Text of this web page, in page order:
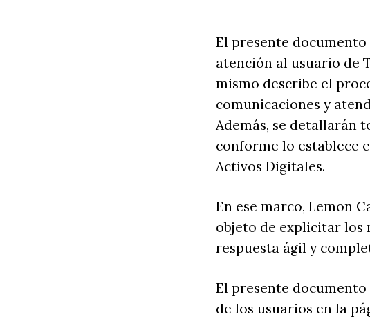
El presente
atención al usuario de
mismo describe el
comunicaciones y
Además, se detallarán
conforme lo establece
Activos Digitales.
En ese marco, Lemon
objeto de explicitar los
respuesta ágil y
El presente
de los usuarios en la